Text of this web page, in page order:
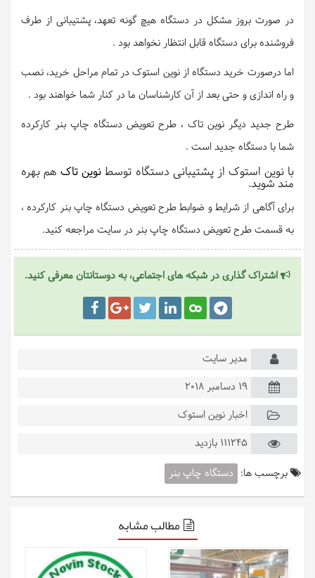
در صورت بروز مشکل در دستگاه هیچ گونه تعهد، پشتیبانی از طرف
فروشنده برای دستگاه قابل انتظار نخواهد بود .
اما درصورت خرید دستگاه از نوین استوک در تمام مراحل خرید، نصب
و راه اندازی و حتی بعد از آن کارشناسان ما در کنار شما خواهند بود .
طرح جدید دیگر نوین تاک ، طرح تعویض دستگاه چاپ بنر کارکرده
شما با دستگاه جدید است .
با نوین استوک از پشتیبانی دستگاه توسطنوین تاکهم بهره
مند شوید.
برای آگاهی از شرایط و ضوابط طرح تعویض دستگاه چاپ بنر کارکرده ،
به قسمت طرح تعویض دستگاه چاپ بنر در سایت مراجعه کنید.
اشتراک گذاری در شبکه های اجتماعی، به دوستانتان معرفی کنید.
مدیر سایت
19 دسامبر 2018
اخبار نوین استوک
111245 بازدید
برچسب ها: دستگاه چاپ بنر
مطالب مشابه